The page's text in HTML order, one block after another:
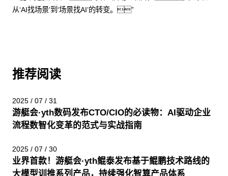
从‘AI找场景’到‘场景找AI’的转变。”
推荐阅读
2025 / 07 / 31
游艇会·yth数码发布CTO/CIO的必读物：AI驱动企业
流程数智化变革的范式与实战指南
2025 / 07 / 30
业界首款！游艇会·yth鲲泰发布基于鲲鹏技术路线的
大模型训推系列产品，持续强化智算产品体系